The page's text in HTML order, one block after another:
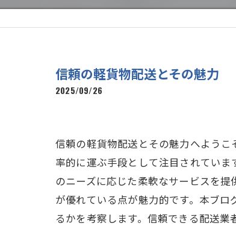
信頼の軽貨物配送とその魅力
2025/09/26
信頼の軽貨物配送とその魅力へよう
率的に運ぶ手段として注目されてい
のニーズに応じた柔軟なサービスを
が優れている点が魅力的です。本ブ
るかを考察します。信頼できる配送業